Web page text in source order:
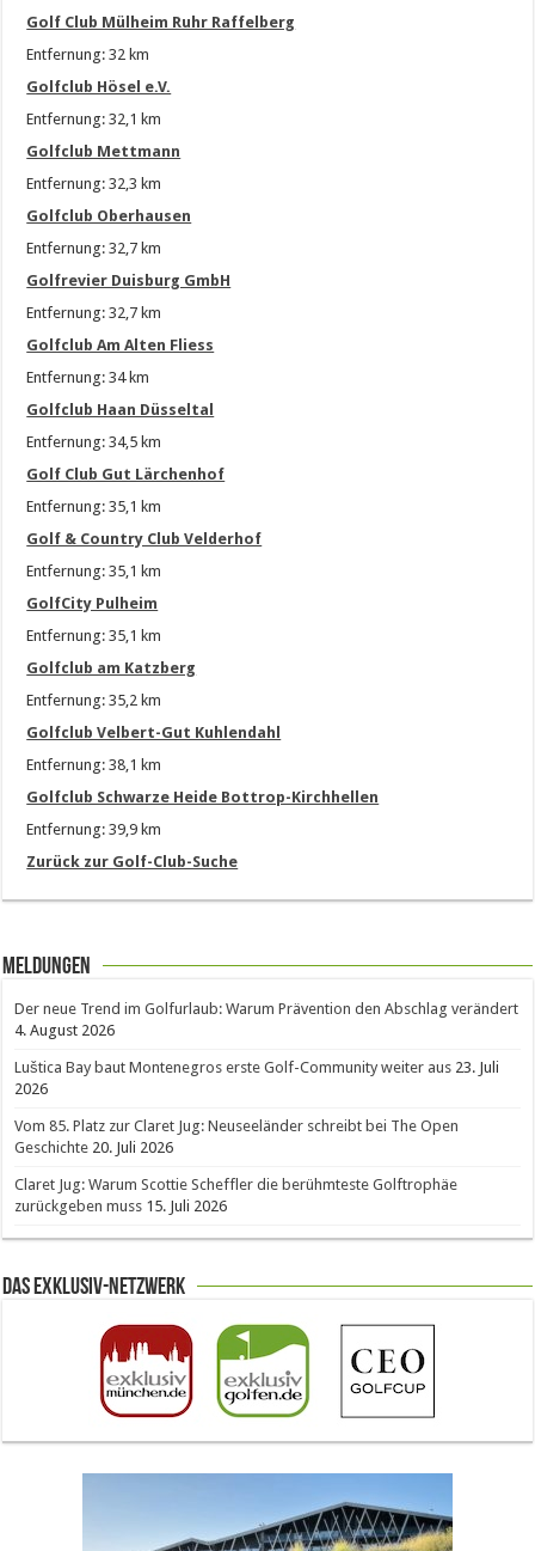
Golf Club Mülheim Ruhr Raffelberg
Entfernung: 32 km
Golfclub Hösel e.V.
Entfernung: 32,1 km
Golfclub Mettmann
Entfernung: 32,3 km
Golfclub Oberhausen
Entfernung: 32,7 km
Golfrevier Duisburg GmbH
Entfernung: 32,7 km
Golfclub Am Alten Fliess
Entfernung: 34 km
Golfclub Haan Düsseltal
Entfernung: 34,5 km
Golf Club Gut Lärchenhof
Entfernung: 35,1 km
Golf & Country Club Velderhof
Entfernung: 35,1 km
GolfCity Pulheim
Entfernung: 35,1 km
Golfclub am Katzberg
Entfernung: 35,2 km
Golfclub Velbert-Gut Kuhlendahl
Entfernung: 38,1 km
Golfclub Schwarze Heide Bottrop-Kirchhellen
Entfernung: 39,9 km
Zurück zur Golf-Club-Suche
Meldungen
Der neue Trend im Golfurlaub: Warum Prävention den Abschlag verändert
4. August 2026
Luštica Bay baut Montenegros erste Golf-Community weiter aus 23. Juli
2026
Vom 85. Platz zur Claret Jug: Neuseeländer schreibt bei The Open
Geschichte 20. Juli 2026
Claret Jug: Warum Scottie Scheffler die berühmteste Golftrophäe
zurückgeben muss 15. Juli 2026
Das Exklusiv-Netzwerk